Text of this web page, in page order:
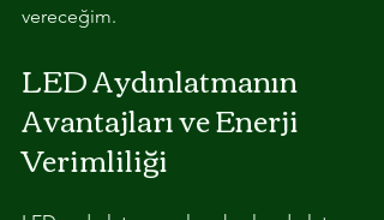
vereceğim.
LED Aydınlatmanın
Avantajları ve Enerji
Verimliliği